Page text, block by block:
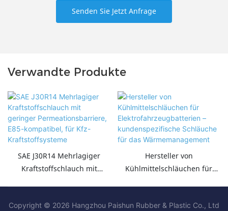
Senden Sie Jetzt Anfrage
Verwandte Produkte
SAE J30R14 Mehrlagiger
Kraftstoffschlauch mit
kompatibel, für Kfz-
Hersteller von
Kühlmittelschläuchen für
für das Wärmemanagement
Copyright © 2026 Hangzhou Paishun Rubber & Plastic Co., Ltd